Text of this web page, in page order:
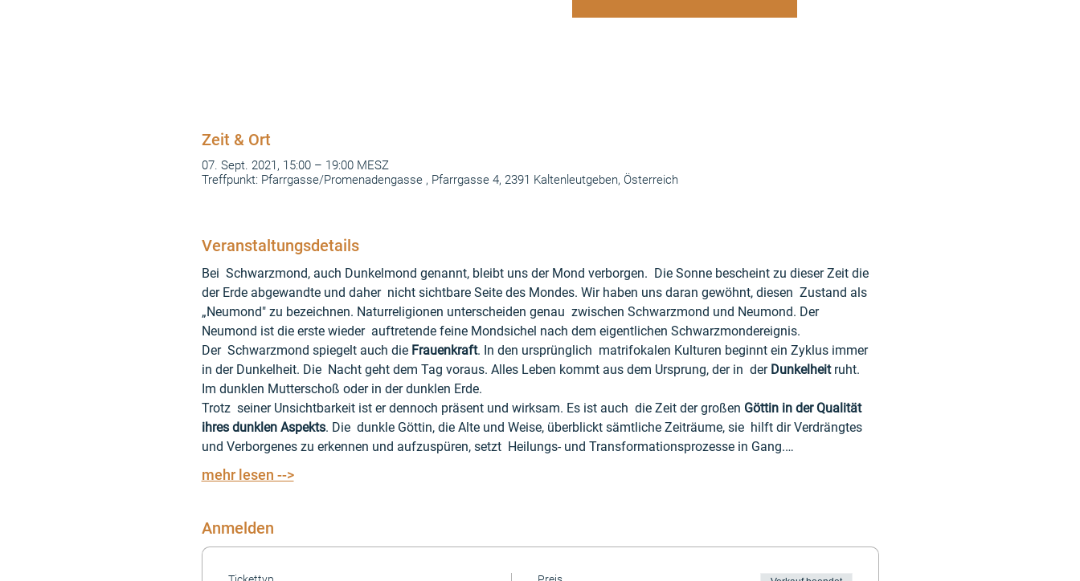
Zeit & Ort
07. Sept. 2021, 15:00 – 19:00 MESZ
Treffpunkt: Pfarrgasse/Promenadengasse , Pfarrgasse 4, 2391 Kaltenleutgeben, Österreich
Veranstaltungsdetails
Bei  Schwarzmond, auch Dunkelmond genannt, bleibt uns der Mond verborgen.  Die Sonne bescheint zu dieser Zeit die
der Erde abgewandte und daher  nicht sichtbare Seite des Mondes. Wir haben uns daran gewöhnt, diesen  Zustand als
„Neumond" zu bezeichnen. Naturreligionen unterscheiden genau  zwischen Schwarzmond und Neumond. Der
Neumond ist die erste wieder  auftretende feine Mondsichel nach dem eigentlichen Schwarzmondereignis.
Der  Schwarzmond spiegelt auch die Frauenkraft. In den ursprünglich  matrifokalen Kulturen beginnt ein Zyklus immer
in der Dunkelheit. Die  Nacht geht dem Tag voraus. Alles Leben kommt aus dem Ursprung, der in  der Dunkelheit ruht.
Im dunklen Mutterschoß oder in der dunklen Erde.
Trotz  seiner Unsichtbarkeit ist er dennoch präsent und wirksam. Es ist auch  die Zeit der großen Göttin in der Qualität
ihres dunklen Aspekts. Die  dunkle Göttin, die Alte und Weise, überblickt sämtliche Zeiträume, sie  hilft dir Verdrängtes
und Verborgenes zu erkennen und aufzuspüren, setzt  Heilungs- und Transformationsprozesse in Gang.…
mehr lesen -->
Anmelden